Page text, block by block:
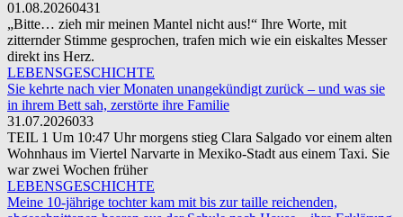
01.08.20260431
„Bitte… zieh mir meinen Mantel nicht aus!“ Ihre Worte, mit
zitternder Stimme gesprochen, trafen mich wie ein eiskaltes Messer
direkt ins Herz.
LEBENSGESCHICHTE
Sie kehrte nach vier Monaten unangekündigt zurück – und was sie
in ihrem Bett sah, zerstörte ihre Familie
31.07.2026033
TEIL 1 Um 10:47 Uhr morgens stieg Clara Salgado vor einem alten
Wohnhaus im Viertel Narvarte in Mexiko-Stadt aus einem Taxi. Sie
war zwei Wochen früher
LEBENSGESCHICHTE
Meine 10-jährige tochter kam mit bis zur taille reichenden,